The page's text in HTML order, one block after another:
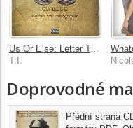
Us Or Else: Letter To The System
T.I.
Doprovodné
Přední strana